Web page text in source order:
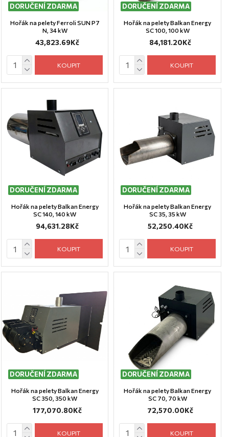
DORUČENÍ ZDARMA
Hořák na pelety Ferroli SUN P7
N, 34 kW
43,823.69Kč
KOUPIT
DORUČENÍ ZDARMA
Hořák na pelety Balkan Energy
SC 100, 100 kW
84,181.20Kč
KOUPIT
DORUČENÍ ZDARMA
Hořák na pelety Balkan Energy
SC 140, 140 kW
94,631.28Kč
KOUPIT
DORUČENÍ ZDARMA
Hořák na pelety Balkan Energy
SC 35, 35 kW
52,250.40Kč
KOUPIT
DORUČENÍ ZDARMA
Hořák na pelety Balkan Energy
SC 350, 350 kW
177,070.80Kč
KOUPIT
DORUČENÍ ZDARMA
Hořák na pelety Balkan Energy
SC 70, 70 kW
72,570.00Kč
KOUPIT